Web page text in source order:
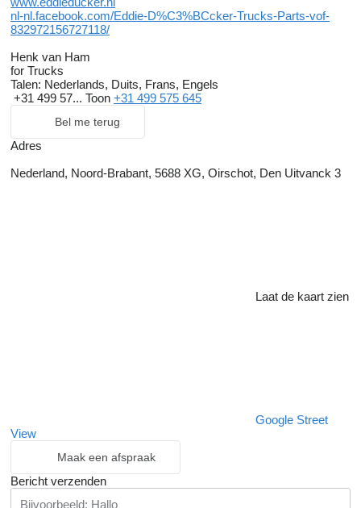
nl-nl.facebook.com/Eddie-D%C3%BCcker-Trucks-Parts-vof-
832972156727118/
Henk van Ham
for Trucks
Talen: Nederlands, Duits, Frans, Engels
+31 499 57... Toon +31 499 575 645
Bel me terug
Adres
Nederland, Noord-Brabant, 5688 XG, Oirschot, Den Uitvanck 3
Laat de kaart zien
Google Street
View
Maak een afspraak
Bericht verzenden